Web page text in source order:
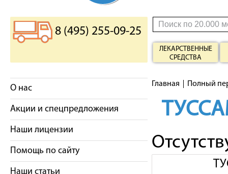
8 (495) 255-09-25
ЛЕКАРСТВЕННЫЕ
СРЕДСТВА
О нас
Акции и спецпредложения
Наши лицензии
Помощь по сайту
Наши статьи
Главная Полный